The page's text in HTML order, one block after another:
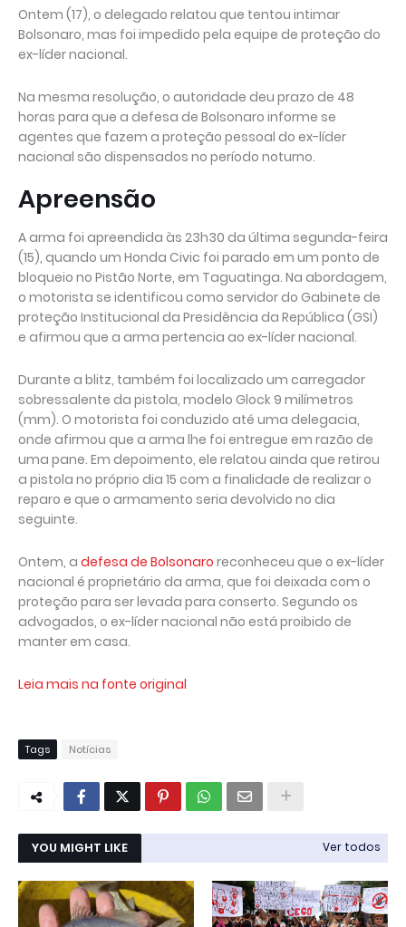
Ontem (17), o delegado relatou que tentou intimar
Bolsonaro, mas foi impedido pela equipe de proteção do
ex-líder nacional.
Na mesma resolução, o autoridade deu prazo de 48
horas para que a defesa de Bolsonaro informe se
agentes que fazem a proteção pessoal do ex-líder
nacional são dispensados no período noturno.
Apreensão
A arma foi apreendida às 23h30 da última segunda-feira
(15), quando um Honda Civic foi parado em um ponto de
bloqueio no Pistão Norte, em Taguatinga. Na abordagem,
o motorista se identificou como servidor do Gabinete de
proteção Institucional da Presidência da República (GSI)
e afirmou que a arma pertencia ao ex-líder nacional.
Durante a blitz, também foi localizado um carregador
sobressalente da pistola, modelo Glock 9 milímetros
(mm). O motorista foi conduzido até uma delegacia,
onde afirmou que a arma lhe foi entregue em razão de
uma pane. Em depoimento, ele relatou ainda que retirou
a pistola no próprio dia 15 com a finalidade de realizar o
reparo e que o armamento seria devolvido no dia
seguinte.
Ontem, a defesa de Bolsonaro reconheceu que o ex-líder
nacional é proprietário da arma, que foi deixada com o
proteção para ser levada para conserto. Segundo os
advogados, o ex-líder nacional não está proibido de
manter em casa.
Leia mais na fonte original
Tags Notícias
YOU MIGHT LIKE Ver todos